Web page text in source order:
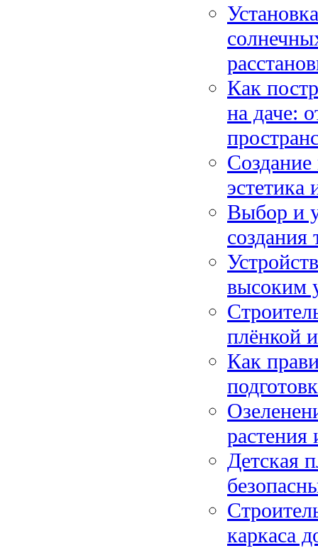
Как
на даче:
Создание
Выбор и
создания
высоким
плёнкой
Как
Детская
каркаса